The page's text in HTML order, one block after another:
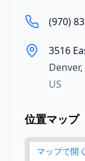
(970)
3516
Denver,
US
位置マップ